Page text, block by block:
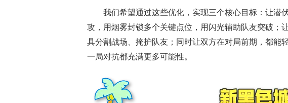
我们希望通过这些优化，实现三个核心目标：让潜
攻，用烟雾封锁多个关键点位，用闪光辅助队友突破；
具分割战场、掩护队友；同时让双方在对局前期，都能
一局对抗都充满更多可能性。